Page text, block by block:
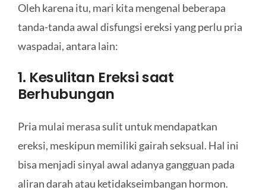
Oleh karena itu, mari kita mengenal beberapa
tanda-tanda awal disfungsi ereksi yang perlu pria
waspadai, antara lain:
1. Kesulitan Ereksi saat
Berhubungan
Pria mulai merasa sulit untuk mendapatkan
ereksi, meskipun memiliki gairah seksual. Hal ini
bisa menjadi sinyal awal adanya gangguan pada
aliran darah atau ketidakseimbangan hormon.